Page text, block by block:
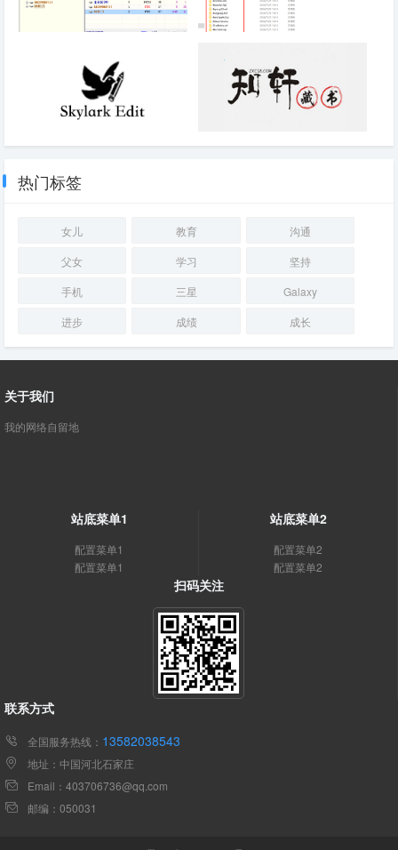
指南
热门标签
女儿 教育
沟通
父女
学习
坚持
手机
三星
Galaxy
进步
成绩 成长
关于我们
我的网络自留地
站底菜单1
配置菜单1
配置菜单1
站底菜单2
配置菜单2
配置菜单2
扫码关注
联系方式
全国服务热线： 13582038543
地址：中国河北石家庄
Email：403706736@qq.com
邮编：050031